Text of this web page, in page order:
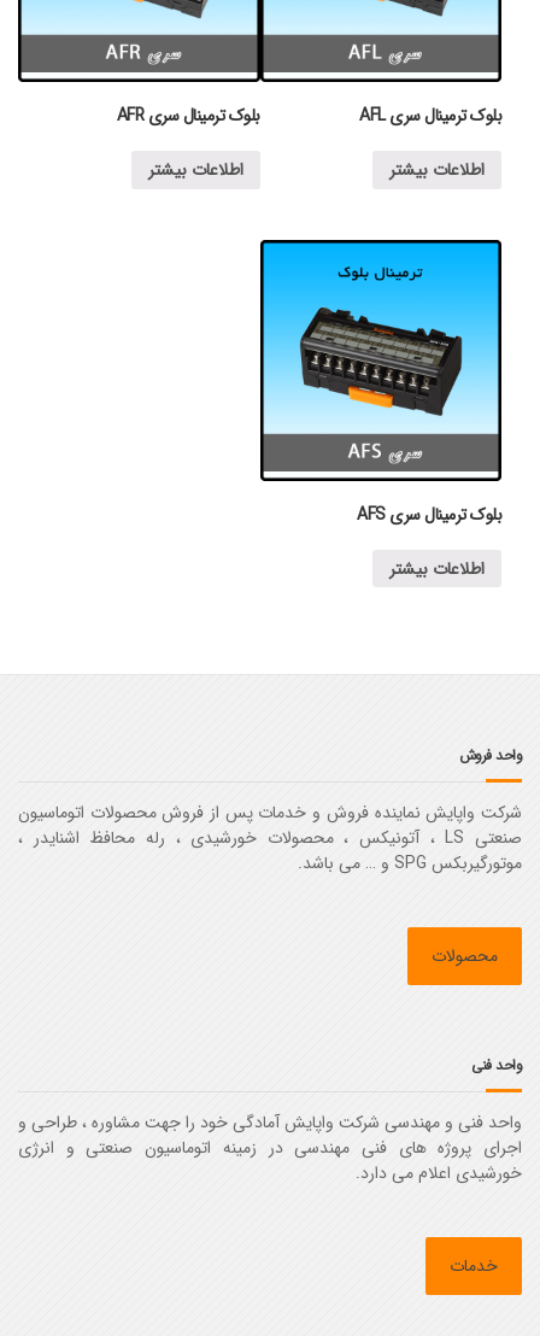
بلوک ترمینال سری AFL
اطلاعات بیشتر
بلوک ترمینال سری AFR
اطلاعات بیشتر
بلوک ترمینال سری AFS
اطلاعات بیشتر
واحد فروش
شرکت واپایش نماینده فروش و خدمات پس از فروش محصولات اتوماسیون
صنعتی LS ، آتونیکس ، محصولات خورشیدی ، رله محافظ اشنایدر ،
موتورگیربکس SPG و … می باشد.
محصولات
واحد فنی
واحد فنی و مهندسی شرکت واپایش آمادگی خود را جهت مشاوره ، طراحی و
اجرای پروژه های فنی مهندسی در زمینه اتوماسیون صنعتی و انرژی
خورشیدی اعلام می دارد.
خدمات